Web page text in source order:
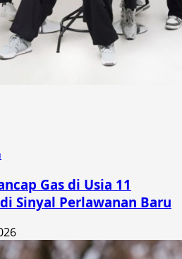
Gas di Usia 11
Sinyal Perlawanan Baru